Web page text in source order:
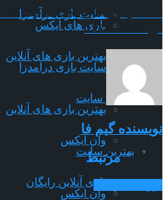
سایت بازی درآمدزا
بهترین بازی های آنلاین
بهترین سایت
وان ایکس
بازی آنلاین رایگان
بازی های ایکس
سایت بازی درآمدزا
بهترین بازی های آنلاین
بهترین سایت
وان ایکس
نویسنده گیم فا
مقالاتمرتبط